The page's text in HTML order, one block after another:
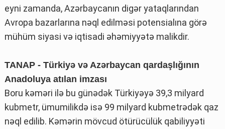
eyni zamanda, Azərbaycanın digər yataqlarından
Avropa bazarlarına nəql edilməsi potensialına görə
mühüm siyasi və iqtisadi əhəmiyyətə malikdir.
TANAP - Türkiyə və Azərbaycan qardaşlığının
Anadoluya atılan imzası
Boru kəməri ilə bu günədək Türkiyəyə 39,3 milyard
kubmetr, ümumilikdə isə 99 milyard kubmetrədək qaz
nəql edilib. Kəmərin mövcud ötürücülük qabiliyyəti